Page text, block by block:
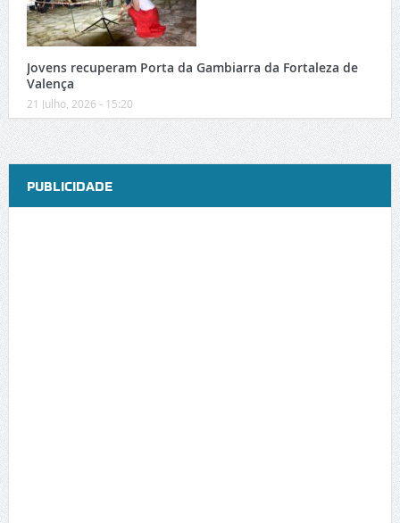
Jovens recuperam Porta da Gambiarra da Fortaleza de
Valença
21 Julho, 2026 - 15:20
PUBLICIDADE